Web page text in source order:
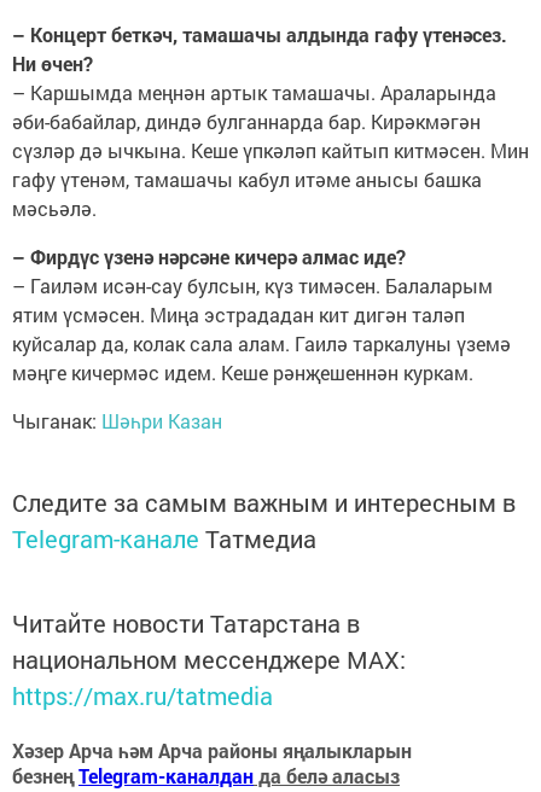
– Концерт беткәч, тамашачы алдында гафу үтенәсез.
Ни өчен?
– Каршымда меңнән артык тамашачы. Араларында
әби-бабайлар, диндә булганнарда бар. Кирәкмәгән
сүзләр дә ычкына. Кеше үпкәләп кайтып китмәсен. Мин
гафу үтенәм, тамашачы кабул итәме анысы башка
мәсьәлә.
– Фирдүс үзенә нәрсәне кичерә алмас иде?
– Гаиләм исән-сау булсын, күз тимәсен. Балаларым
ятим үсмәсен. Миңа эстрададан кит дигән таләп
куйсалар да, колак сала алам. Гаилә таркалуны үземә
мәңге кичермәс идем. Кеше рәнҗешеннән куркам.
Чыганак: Шәһри Казан
Следите за самым важным и интересным в
Telegram-канале Татмедиа
Читайте новости Татарстана в
национальном мессенджере MАХ:
https://max.ru/tatmedia
Хәзер Арча һәм Арча районы яңалыкларын
безнеңTelegram-каналданда белә аласыз